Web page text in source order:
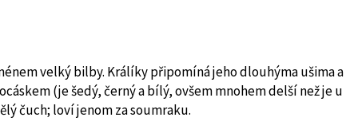
velký bilby. Králíky připomíná jeho dlouhýma ušima
(je šedý, černý a bílý, ovšem mnohem delší než je
čuch; loví jenom za soumraku.